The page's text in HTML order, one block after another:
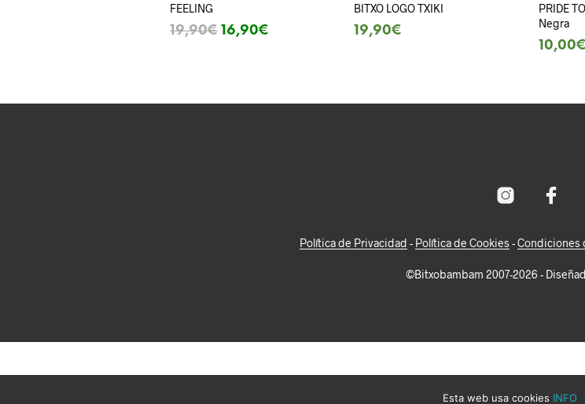
FEELING
19,90€ 16,90€
BITXO LOGO TXIKI
19,90€
PRIDE
Negra
10,00€
Política de Privacidad - Política de Cookies -Condiciones
©Bitxobambam 2007-2026 -
Esta web usa cookies INFO